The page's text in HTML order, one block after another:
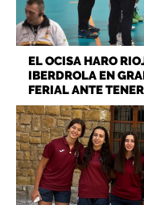
EL OCISA HARO
IBERDROLA EN
FERIAL ANTE